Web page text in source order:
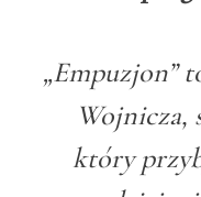
„Empuzjon”
Wojnicza,
który